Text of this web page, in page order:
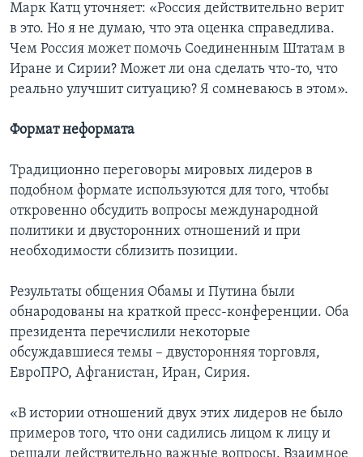
Марк Катц уточняет: «Россия действительно верит
в это. Но я не думаю, что эта оценка справедлива.
Чем Россия может помочь Соединенным Штатам в
Иране и Сирии? Может ли она сделать что-то, что
реально улучшит ситуацию? Я сомневаюсь в этом».
Формат неформата
Традиционно переговоры мировых лидеров в
подобном формате используются для того, чтобы
откровенно обсудить вопросы международной
политики и двусторонних отношений и при
необходимости сблизить позиции.
Результаты общения Обамы и Путина были
обнародованы на краткой пресс-конференции. Оба
президента перечислили некоторые
обсуждавшиеся темы – двусторонняя торговля,
ЕвроПРО, Афганистан, Иран, Сирия.
«В истории отношений двух этих лидеров не было
примеров того, что они садились лицом к лицу и